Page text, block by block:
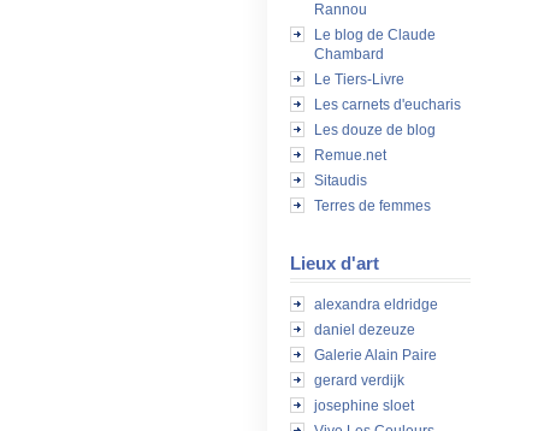
Rannou
Le blog de Claude
Chambard
Le Tiers-Livre
Les carnets d'eucharis
Les douze de blog
Remue.net
Sitaudis
Terres de femmes
Lieux d'art
alexandra eldridge
daniel dezeuze
Galerie Alain Paire
gerard verdijk
josephine sloet